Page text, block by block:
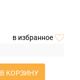
в избранное
В КОРЗИНУ